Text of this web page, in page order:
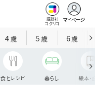
講談社
コクリコ
マイページ
4歳 5歳 6歳
食とレシピ 暮らし 絵本・